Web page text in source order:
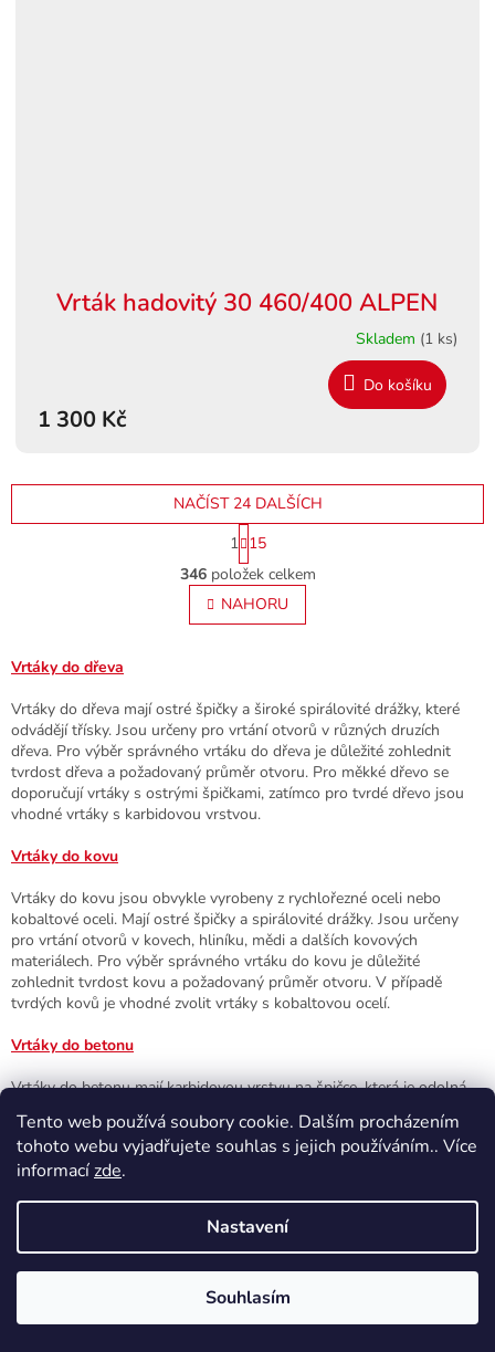
Tento web používá soubory cookie. Dalším procházením
tohoto webu vyjadřujete souhlas s jejich používáním.. Více
informacízde.
Nastavení
Souhlasím
Vrták hadovitý 30 460/400 ALPEN
Skladem (1 ks)
1 300 Kč
Do košíku
O
v
l
á
í
p
r
v
k
y
i
s
u
NAČÍST 24 DALŠÍCH
S
t
r
á
n
k
n
í
1 15
346položek celkem
NAHORU
Vrtáky do dřeva
Vrtáky do dřeva mají ostré špičky a široké spirálovité drážky, které
odvádějí třísky. Jsou určeny pro vrtání otvorů v různých druzích
dřeva. Pro výběr správného vrtáku do dřeva je důležité zohlednit
tvrdost dřeva a požadovaný průměr otvoru. Pro měkké dřevo se
doporučují vrtáky s ostrými špičkami, zatímco pro tvrdé dřevo jsou
vhodné vrtáky s karbidovou vrstvou.
Vrtáky do kovu
Vrtáky do kovu jsou obvykle vyrobeny z rychlořezné oceli nebo
kobaltové oceli. Mají ostré špičky a spirálovité drážky. Jsou určeny
pro vrtání otvorů v kovech, hliníku, mědi a dalších kovových
materiálech. Pro výběr správného vrtáku do kovu je důležité
zohlednit tvrdost kovu a požadovaný průměr otvoru. V případě
tvrdých kovů je vhodné zvolit vrtáky s kobaltovou ocelí.
Vrtáky do betonu
Vrtáky do betonu mají karbidovou vrstvu na špičce, která je odolná
vůči tvrdým materiálům. Jsou určeny pro vrtání otvorů v betonu,
zdivu a kamene. Pro výběr správného vrtáku do betonu je důležité
zohlednit tvrdost materiálu a požadovaný průměr otvoru. Pro vrtání
větších otvorů se doporučuje použít vrták s příklepem.
Vložte svůj e-mail a my vám budeme zasílat informace o nových
5% SLEVA NA PRVNÍ NÁKUP